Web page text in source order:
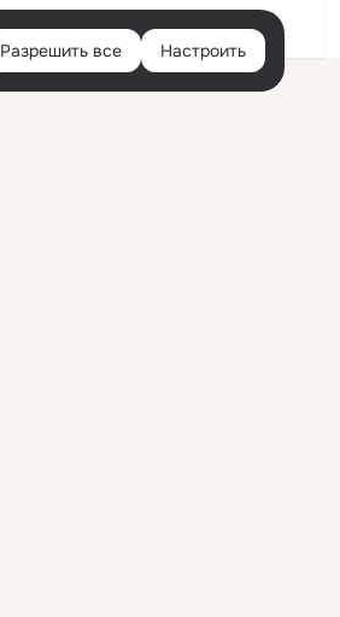
Войти
Разрешить все Настроить